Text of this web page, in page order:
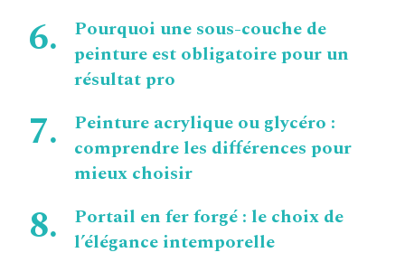
Pourquoi une sous-couche de
peinture est obligatoire pour un
résultat pro
Peinture acrylique ou glycéro :
comprendre les différences pour
mieux choisir
Portail en fer forgé : le choix de
l’élégance intemporelle